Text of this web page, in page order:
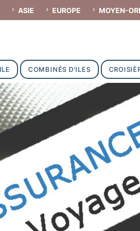
ASIE EUROPE MOYEN-
COMBINÉS D'ILES